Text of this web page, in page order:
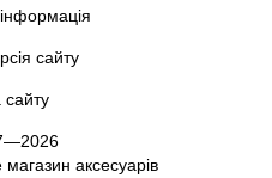
сайту
аксесуарів